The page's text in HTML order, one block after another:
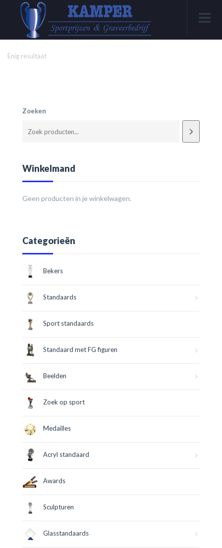
Enig resultaat
Zoeken
Winkelmand
Geen producten in je winkelwagen.
Categorieën
Bekers
Standaards
Sport standaards
Standaard met FG figuren
Beelden
Zoek op sport
Medailles
Acryl standaard
Awards
Sculpturen
Glasstandaards